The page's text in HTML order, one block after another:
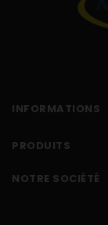
INFORMATIONS
PRODUITS
NOTRE SOCIÉTÉ